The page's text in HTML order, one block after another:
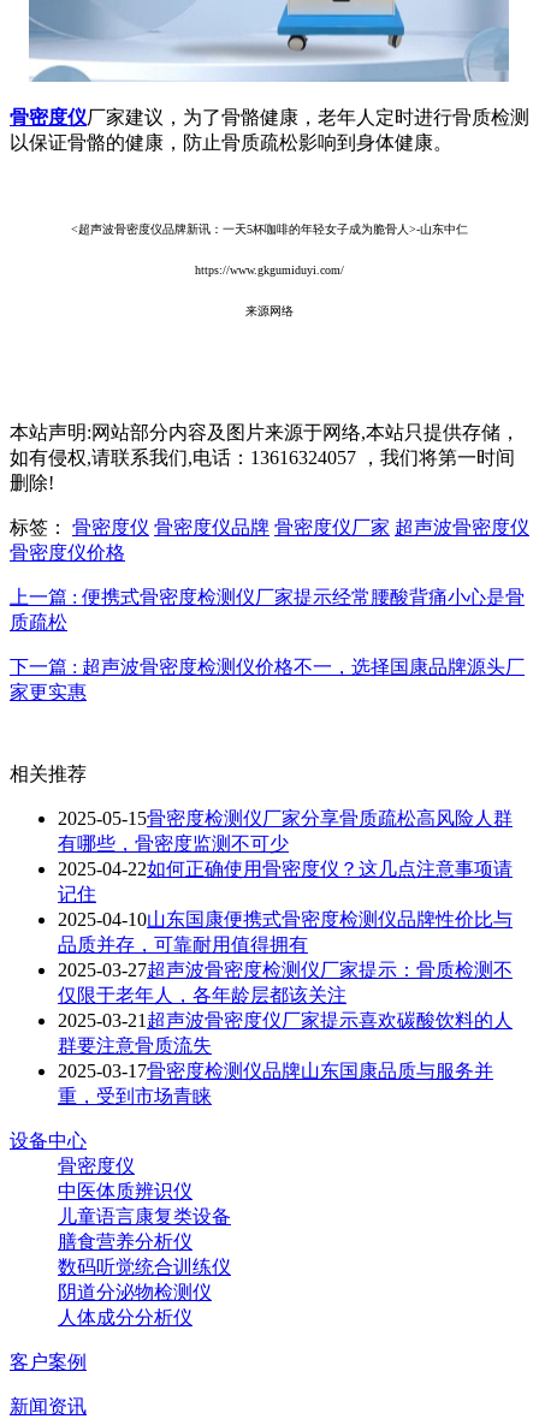
骨密度仪厂家建议，为了骨骼健康，老年人定时进行骨质检测
以保证骨骼的健康，防止骨质疏松影响到身体健康。
<超声波骨密度仪品牌新讯：一天5杯咖啡的年轻女子成为脆骨人>-山东中仁
https://www.gkgumiduyi.com/
来源网络
本站声明:网站部分内容及图片来源于网络,本站只提供存储，
如有侵权,请联系我们,电话：13616324057 ，我们将第一时间
删除!
标签： 骨密度仪 骨密度仪品牌 骨密度仪厂家 超声波骨密度仪
骨密度仪价格
上一篇 : 便携式骨密度检测仪厂家提示经常腰酸背痛小心是骨
质疏松
下一篇 : 超声波骨密度检测仪价格不一，选择国康品牌源头厂
家更实惠
相关推荐
2025-05-15骨密度检测仪厂家分享骨质疏松高风险人群
有哪些，骨密度监测不可少
2025-04-22如何正确使用骨密度仪？这几点注意事项请
记住
2025-04-10山东国康便携式骨密度检测仪品牌性价比与
品质并存，可靠耐用值得拥有
2025-03-27超声波骨密度检测仪厂家提示：骨质检测不
仅限于老年人，各年龄层都该关注
2025-03-21 超声波骨密度仪厂家提示喜欢碳酸饮料的人
群要注意骨质流失
2025-03-17骨密度检测仪品牌山东国康品质与服务并
重，受到市场青睐
设备中心
骨密度仪
中医体质辨识仪
儿童语言康复类设备
膳食营养分析仪
数码听觉统合训练仪
阴道分泌物检测仪
人体成分分析仪
客户案例
新闻资讯